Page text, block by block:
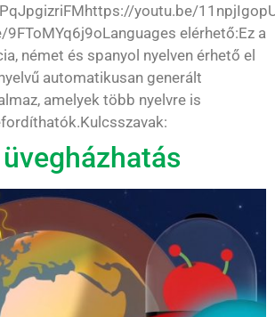
youtu.be/
elérhető:Ez a
német és spanyol nyelven érhető el
automatikusan generált
amelyek több nyelvre is